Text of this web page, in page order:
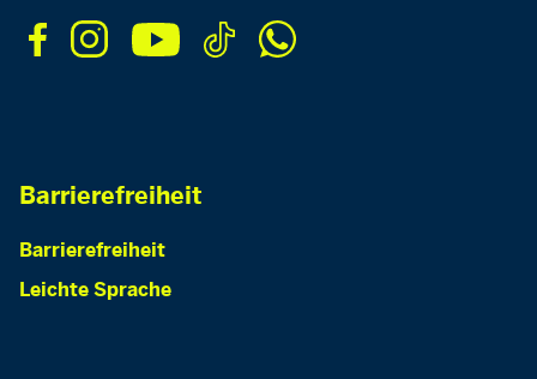
Barrierefreiheit
Barrierefreiheit
Leichte Sprache